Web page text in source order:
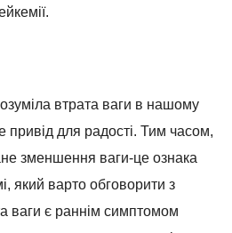
втрата ваги в нашому
привід для радості. Тим часом,
зменшення ваги-це ознака
який варто обговорити з
ваги є раннім симптомом